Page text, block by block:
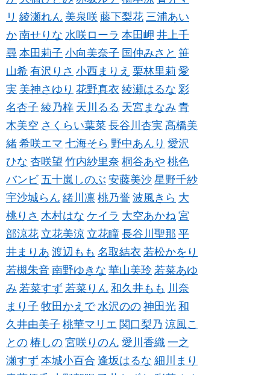
リ 綾瀬れん 美泉咲 藤下梨花 三浦あい
か 南せりな 水咲ローラ 本田岬 井上千
尋 本田莉子 小向美奈子 国仲みさと 笹
山希 有沢りさ 小西まりえ 栗林里莉 愛
実 美神さゆり 花野真衣 綾瀬はるな 彩
名杏子 綾乃梓 天川るる 天宮まなみ 青
木美空 さくらい葉菜 長谷川杏実 高橋美
緒 希咲エマ 七海そら 野中あんり 愛沢
ひな 杏咲望 竹内紗里奈 桐谷あや 桃色
バンビ 五十嵐しのぶ 安藤美沙 星野千紗
宇沙城らん 緒川凛 桃乃誉 波風きら 大
桃りさ 木村はな ケイラ 大空あかね 宮
部涼花 立花美涼 立花瞳 長谷川聖那 平
井まりあ 渡辺もも 名取結衣 若松かをり
若槻朱音 南野ゆきな 華山美玲 若菜あゆ
み 若菜すず 若菜りん 和久井もも 川奈
まり子 牧田かえで 水沢のの 神田光 和
久井由美子 桃華マリエ 関口梨乃 涼風こ
との 椿しの 宮咲りのん 愛川香織 一之
瀬すず 本城小百合 逢坂はるな 細川まり